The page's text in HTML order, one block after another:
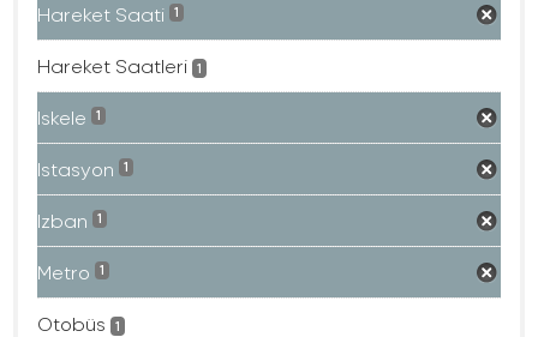
Hareket Saati 1
Hareket Saatleri 1
Iskele 1
Istasyon 1
Izban 1
Metro 1
Otobüs 1